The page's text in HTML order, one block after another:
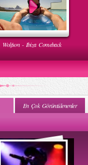
Wolfson - Ibiza Comeback
En Çok Görüntülenenler